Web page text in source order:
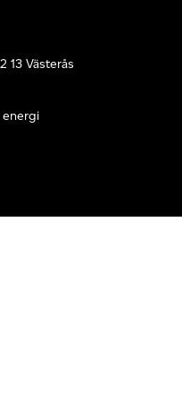
13 Västerås
energi